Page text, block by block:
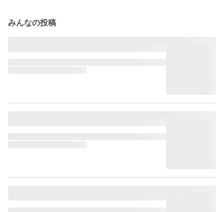
みんなの投稿